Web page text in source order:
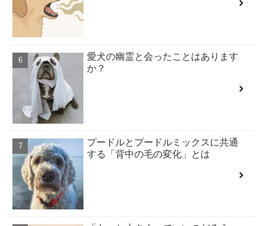
愛犬の幽霊と会ったことはあります
か？
プードルとプードルミックスに共通
する「背中の毛の変化」とは